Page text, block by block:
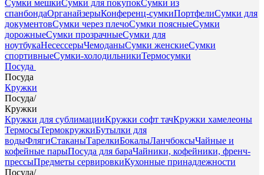
Сумки мешкиСумки для покупокСумки из
спанбондаОрганайзерыКонференц-сумкиПортфелиСумки для
документовСумки через плечоСумки поясныеСумки
дорожныеСумки прозрачныеСумки для
ноутбукаНесессерыЧемоданыСумки женскиеСумки
спортивныеСумки-холодильникиТермосумки
Посуда
Посуда
Кружки
Посуда/
Кружки
Кружки для сублимацииКружки софт тачКружки хамелеоны
ТермосыТермокружкиБутылки для
водыФлягиСтаканыТарелкиБокалыЛанчбоксыЧайные и
кофейные парыПосуда для бараЧайники, кофейники, френч-
прессыПредметы сервировкиКухонные принадлежности
Посуда/